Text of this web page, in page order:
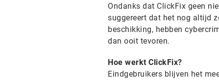
Ondanks dat ClickFix geen
suggereert dat het nog altijd
beschikking, hebben
dan ooit tevoren.
Hoe werkt ClickFix?
Eindgebruikers blijven het